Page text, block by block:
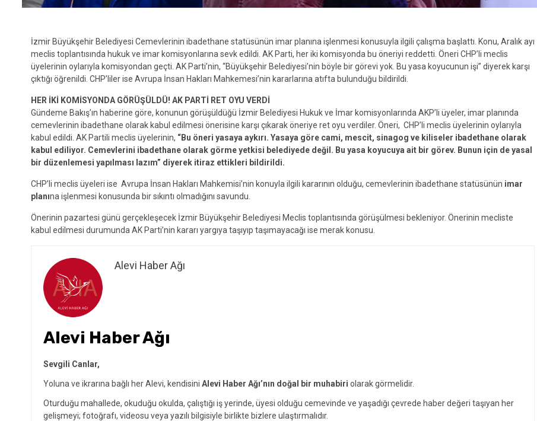
İzmir Büyükşehir Belediyesi Cemevlerinin ibadethane statüsünün imar planına işlenmesi konusuyla ilgili çalışma başlattı. Konu, Aralık ayı
meclis toplantısında hukuk ve imar komisyonlarına sevk edildi. AK Parti, her iki komisyonda bu öneriyi reddetti. Öneri CHP’li meclis
üyelerinin oylarıyla komisyondan geçti. AK Parti’nin, “Büyükşehir Belediyesi’nin böyle bir görevi yok. Bu yasa koyucunun işi” diyerek karşı
çıktığı öğrenildi. CHP’liler ise Avrupa İnsan Hakları Mahkemesi’nin kararlarına atıfta bulunduğu bildirildi.
HER İKİ KOMİSYONDA GÖRÜŞÜLDÜ! AK PARTİ RET OYU VERDİ
Gündeme Bakış’ın haberine göre, konunun görüşüldüğü İzmir Belediyesi Hukuk ve İmar komisyonlarında AKP’li üyeler, imar planında
cemevlerinin ibadethane olarak kabul edilmesi önerisine karşı çıkarak öneriye ret oyu verdiler. Öneri, CHP’li meclis üyelerinin oylarıyla
kabul edildi. AK Partili meclis üyelerinin, “Bu öneri yasaya aykırı. Yasaya göre cami, mescit, sinagog ve kiliseler ibadethane olarak
kabul ediliyor. Cemevlerini ibadethane olarak görme yetkisi belediyede değil. Bu yasa koyucuya ait bir görev. Bunun için de yasal
bir düzenlemesi yapılması lazım” diyerek itiraz ettikleri bildirildi.
CHP’li meclis üyeleri ise Avrupa İnsan Hakları Mahkemisi’nin konuyla ilgili kararının olduğu, cemevlerinin ibadethane statüsünün imar
planına işlenmesi konusunda bir sıkıntı olmadığını savundu.
Önerinin pazartesi günü gerçekleşecek İzmir Büyükşehir Belediyesi Meclis toplantısında görüşülmesi bekleniyor. Önerinin mecliste
kabul edilmesi durumunda AK Parti’nin kararı yargıya taşıyıp taşımayacağı ise merak konusu.
Alevi Haber Ağı
Alevi Haber Ağı
Sevgili Canlar,
Yoluna ve ikrarına bağlı her Alevi, kendisini Alevi Haber Ağı’nın doğal bir muhabiri olarak görmelidir.
Oturduğu mahallede, okuduğu okulda, çalıştığı iş yerinde, üyesi olduğu cemevinde ve yaşadığı çevrede haber değeri taşıyan her
gelişmeyi; fotoğrafı, videosu veya yazılı bilgisiyle birlikte bizlere ulaştırmalıdır.